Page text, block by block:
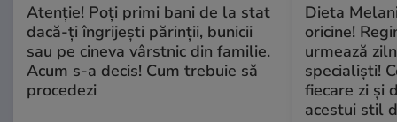
Atenție! Poți primi bani de la stat
dacă-ți îngrijești părinții, bunicii
sau pe cineva vârstnic din familie.
Acum s-a decis! Cum trebuie să
procedezi
Dieta
oricine!
urmează
specialiști!
fiecare zi și
acestui stil